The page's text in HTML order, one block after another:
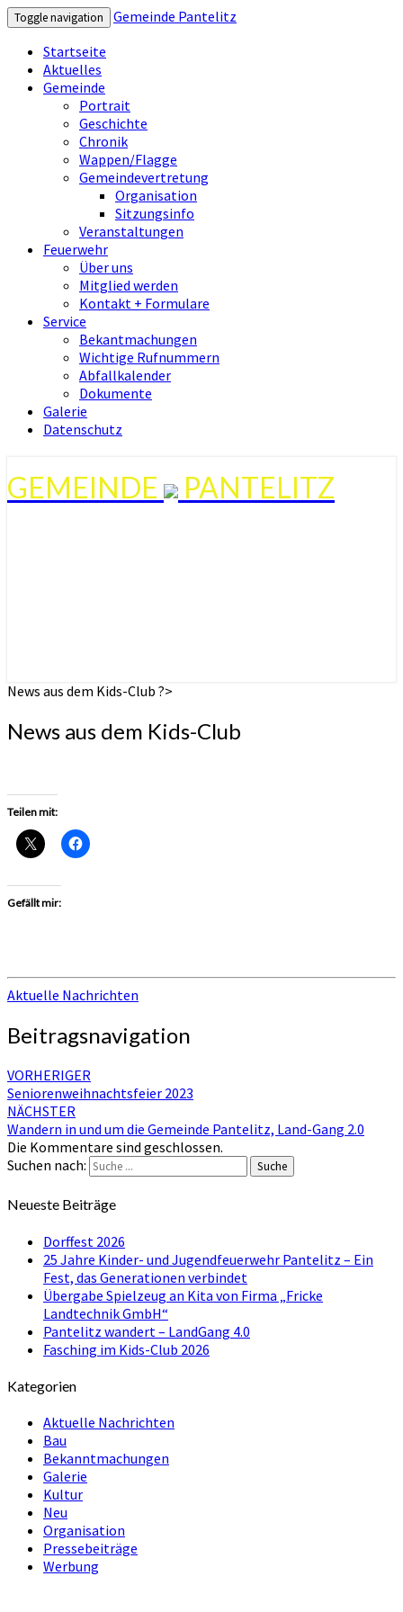
Toggle navigation
Gemeinde Pantelitz
Startseite
Aktuelles
Gemeinde
Portrait
Geschichte
Chronik
Wappen/Flagge
Gemeindevertretung
Organisation
Sitzungsinfo
Veranstaltungen
Feuerwehr
Über uns
Mitglied werden
Kontakt + Formulare
Service
Bekantmachungen
Wichtige Rufnummern
Abfallkalender
Dokumente
Galerie
Datenschutz
GEMEINDE PANTELITZ
News aus dem Kids-Club ?>
News aus dem Kids-Club
Teilen mit:
Gefällt mir:
Aktuelle Nachrichten
Beitragsnavigation
VORHERIGER
Seniorenweihnachtsfeier 2023
NÄCHSTER
Wandern in und um die Gemeinde Pantelitz, Land-Gang 2.0
Die Kommentare sind geschlossen.
Suchen nach:
Suche
Neueste Beiträge
Dorffest 2026
25 Jahre Kinder- und Jugendfeuerwehr Pantelitz – Ein
Fest, das Generationen verbindet
Übergabe Spielzeug an Kita von Firma „Fricke
Landtechnik GmbH“
Pantelitz wandert – LandGang 4.0
Fasching im Kids-Club 2026
Kategorien
Aktuelle Nachrichten
Bau
Bekanntmachungen
Galerie
Kultur
Neu
Organisation
Pressebeiträge
Werbung